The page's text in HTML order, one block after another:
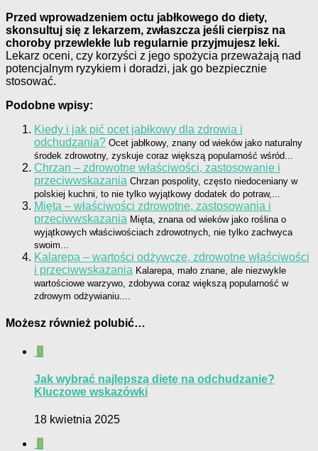
Przed wprowadzeniem octu jabłkowego do diety,
skonsultuj się z lekarzem, zwłaszcza jeśli cierpisz na
choroby przewlekłe lub regularnie przyjmujesz leki.
Lekarz oceni, czy korzyści z jego spożycia przeważają nad
potencjalnym ryzykiem i doradzi, jak go bezpiecznie
stosować.
Podobne wpisy:
Kiedy i jak pić ocet jabłkowy dla zdrowia i
odchudzania? Ocet jabłkowy, znany od wieków jako naturalny
środek zdrowotny, zyskuje coraz większą popularność wśród...
Chrzan – zdrowotne właściwości, zastosowanie i
przeciwwskazania Chrzan pospolity, często niedoceniany w
polskiej kuchni, to nie tylko wyjątkowy dodatek do potraw,...
Mięta – właściwości zdrowotne, zastosowania i
przeciwwskazania Mięta, znana od wieków jako roślina o
wyjątkowych właściwościach zdrowotnych, nie tylko zachwyca
swoim...
Kalarepa – wartości odżywcze, zdrowotne właściwości
i przeciwwskazania Kalarepa, mało znane, ale niezwykle
wartościowe warzywo, zdobywa coraz większą popularność w
zdrowym odżywianiu....
Możesz również polubić…
0
Jak wybrać najlepszą dietę na odchudzanie?
Kluczowe wskazówki
18 kwietnia 2025
0